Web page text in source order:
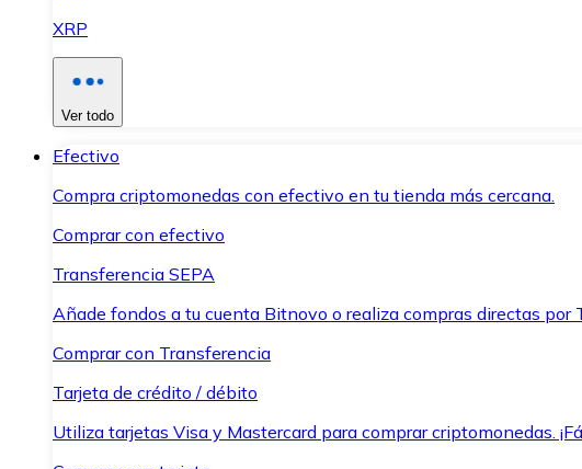
XRP
Ver todo
Efectivo
Compra criptomonedas con efectivo en tu tienda más cercana.
Comprar con efectivo
Transferencia SEPA
Añade fondos a tu cuenta Bitnovo o realiza compras directas por
Comprar con Transferencia
Tarjeta de crédito / débito
Utiliza tarjetas Visa y Mastercard para comprar criptomonedas.